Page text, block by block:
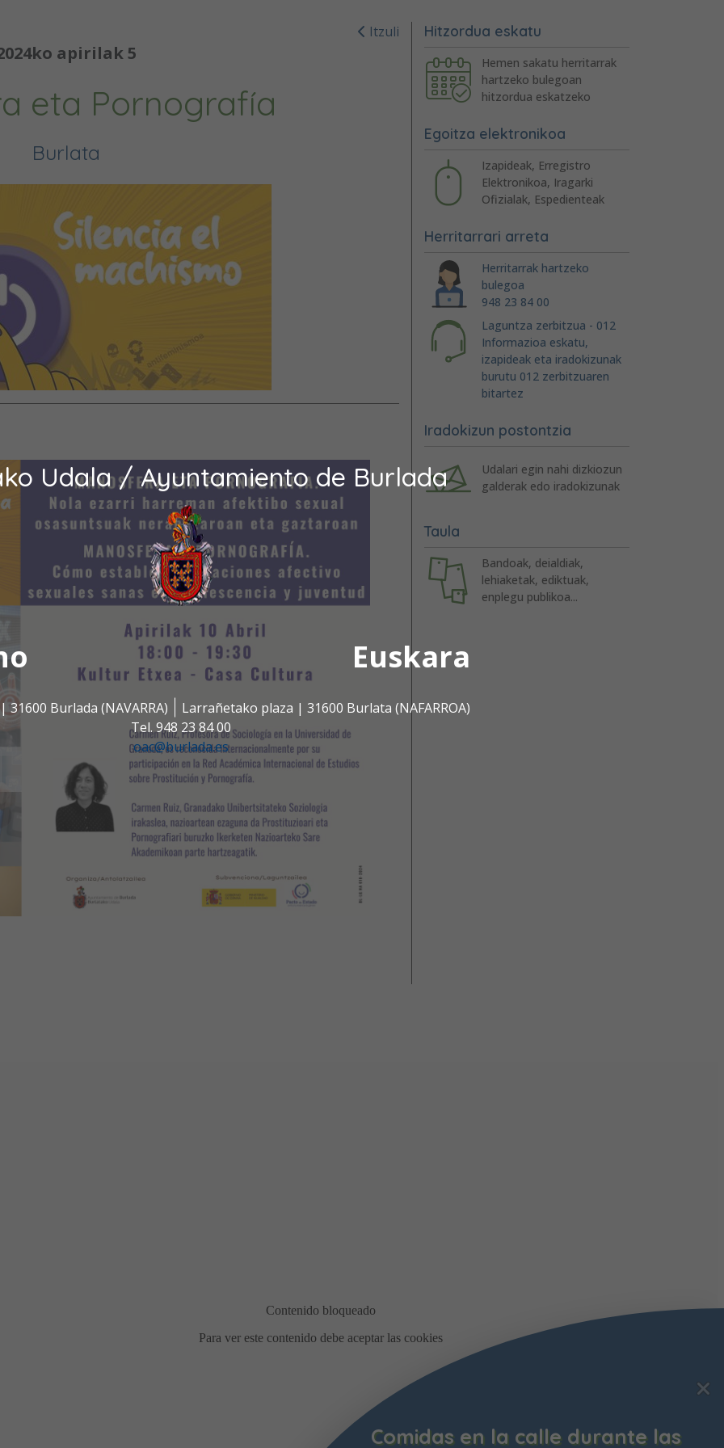
Udala / Ayuntamiento de Burlada
Euskara
31600 Burlada (NAVARRA)
Larrañetako plaza | 31600 Burlata (NAFARROA)
Tel. 948 23 84 00
oac@burlada.es
Bonificación de la Contribución
Itzuli
apirilak 5
eta Pornografía
Burlata
Hitzordua eskatu
Hemen sakatu herritarrak
hartzeko bulegoan
hitzordua eskatzeko
Egoitza elektronikoa
Izapideak, Erregistro
Elektronikoa, Iragarki
Ofizialak, Espedienteak
Herritarrari arreta
Herritarrak hartzeko
bulegoa
948 23 84 00
Laguntza zerbitzua - 012
Informazioa eskatu,
izapideak eta iradokizunak
burutu 012 zerbitzuaren
bitartez
Iradokizun postontzia
Udalari egin nahi dizkiozun
galderak edo iradokizunak
Taula
Bandoak, deialdiak,
lehiaketak, ediktuak,
enplegu publikoa...